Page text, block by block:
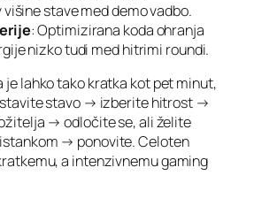
stave med demo vadbo.
: Optimizirana koda ohranja
nizko tudi med hitrimi roundi.
je lahko tako kratka kot pet minut,
stavo → izberite hitrost →
→ odločite se, ali želite
→ ponovite. Celoten
a intenzivnemu gaming